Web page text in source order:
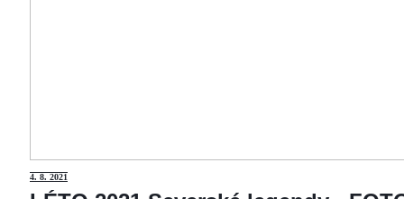
4. 8. 2021